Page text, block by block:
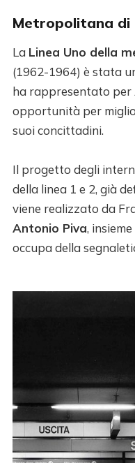
Metropolitana di
La Linea Uno della
(1962-1964) è stata
ha rappresentato per
opportunità per
suoi concittadini.
Il progetto degli
della linea 1 e 2, già
viene realizzato da
Antonio Piva,
occupa della